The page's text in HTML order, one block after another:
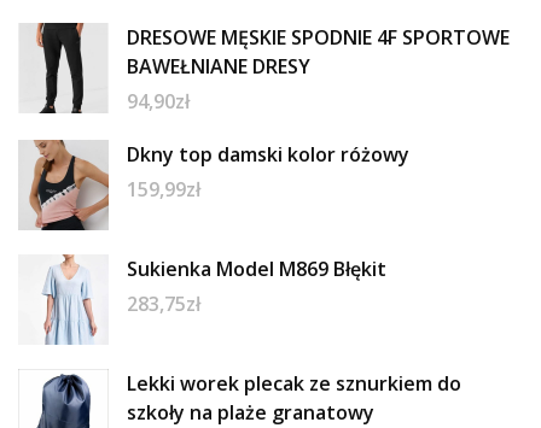
DRESOWE MĘSKIE SPODNIE 4F SPORTOWE
BAWEŁNIANE DRESY
94,90zł
Dkny top damski kolor różowy
159,99zł
Sukienka Model M869 Błękit
283,75zł
Lekki worek plecak ze sznurkiem do
szkoły na plaże granatowy